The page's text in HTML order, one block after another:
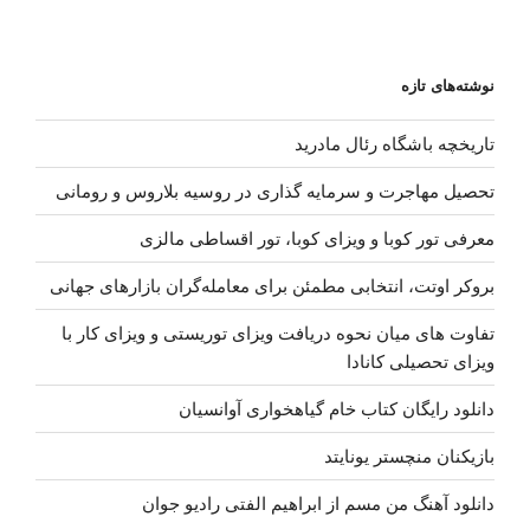
نوشته‌های تازه
تاریخچه باشگاه رئال مادرید
تحصیل مهاجرت و سرمایه گذاری در روسیه بلاروس و رومانی
معرفی تور کوبا و ویزای کوبا، تور اقساطی مالزی
بروکر اوتت، انتخابی مطمئن برای معامله‌گران بازارهای جهانی
تفاوت های میان نحوه دریافت ویزای توریستی و ویزای کار با
ویزای تحصیلی کانادا
دانلود رایگان کتاب خام گیاهخواری آوانسیان
بازیکنان منچستر یونایتد
دانلود آهنگ من مسم از ابراهیم الفتی رادیو جوان